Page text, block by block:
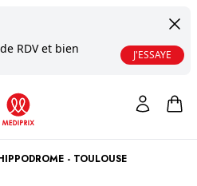
RDV et bien
J'ESSAYE
- TOULOUSE